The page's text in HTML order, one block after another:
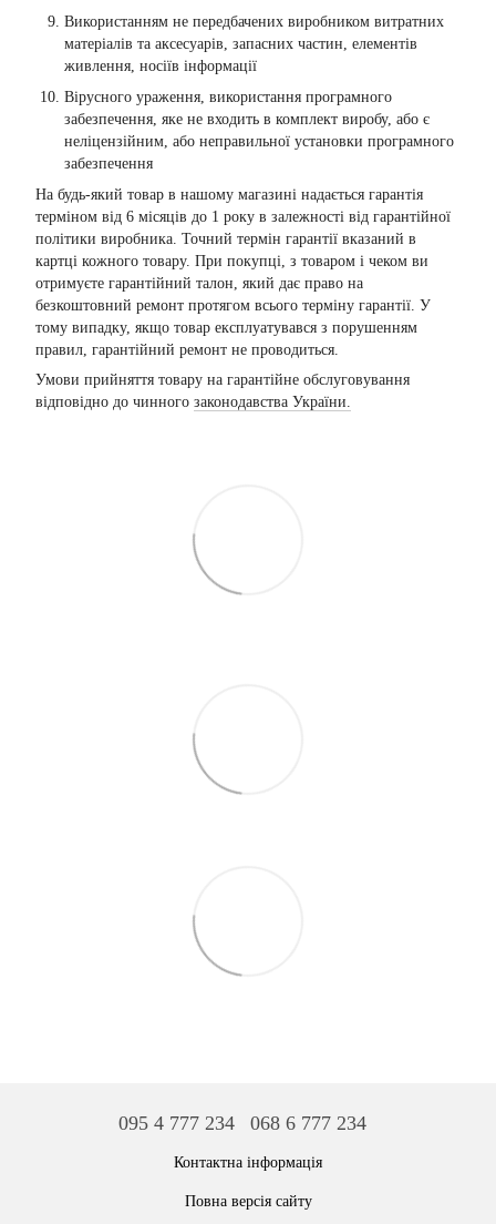
Використанням не передбачених виробником витратних
матеріалів та аксесуарів, запасних частин, елементів
живлення, носіїв інформації
Вірусного ураження, використання програмного
забезпечення, яке не входить в комплект виробу, або є
неліцензійним, або неправильної установки програмного
забезпечення
На будь-який товар в нашому магазині надається гарантія
терміном від 6 місяців до 1 року в залежності від гарантійної
політики виробника. Точний термін гарантії вказаний в
картці кожного товару. При покупці, з товаром і чеком ви
отримуєте гарантійний талон, який дає право на
безкоштовний ремонт протягом всього терміну гарантії. У
тому випадку, якщо товар експлуатувався з порушенням
правил, гарантійний ремонт не проводиться.
Умови прийняття товару на гарантійне обслуговування
відповідно до чинного законодавства України.
095 4 777 234 068 6 777 234
Контактна інформація
Повна версія сайту